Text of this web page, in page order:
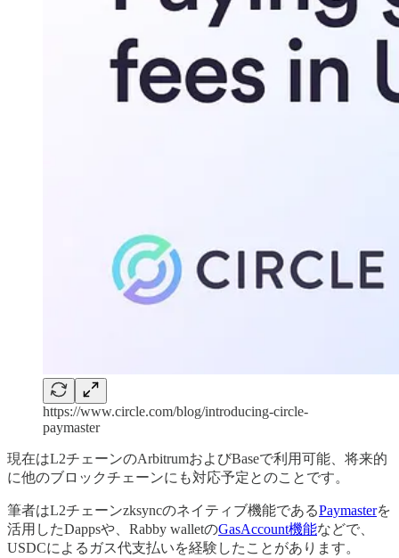
https://www.circle.com/blog/introducing-circle-
paymaster
現在はL2チェーンのArbitrumおよびBaseで利用可能、将来的
に他のブロックチェーンにも対応予定とのことです。
筆者はL2チェーンzksyncのネイティブ機能であるPaymasterを
活用したDappsや、Rabby walletのGasAccount機能などで、
USDCによるガス代支払いを経験したことがあります。